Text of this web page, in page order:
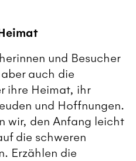
und Besucher
auch die
ihre Heimat, ihr
und Hoffnungen.
wir, den Anfang leicht
die schweren
Erzählen die